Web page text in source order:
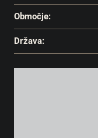
Območje:
Država: